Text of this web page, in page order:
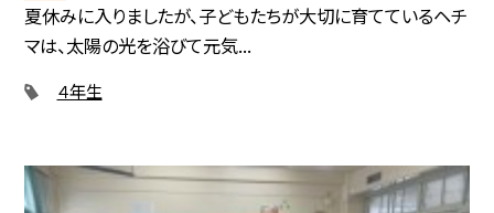
夏休みに入りましたが、子どもたちが大切に育てているヘチ
マは、太陽の光を浴びて元気...
４年生